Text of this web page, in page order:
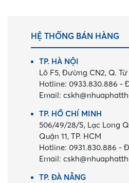
HỆ THỐNG BÁN HÀNG
TP. HÀ NỘI
Lô F5, Đường CN2, Q. Từ
Hotline: 0933.830.886 -
Email:
TP. HỒ CHÍ MINH
506/49/28/S, Lạc Long
Quận 11, TP. HCM
Hotline: 0931.830.886 -
Email:
TP. ĐÀ NẴNG